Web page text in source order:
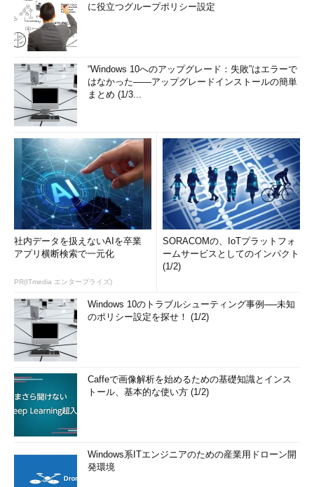
に役立つグループポリシー設定
“Windows 10へのアップグレード：失敗”はエラーで
はなかった――アップグレードインストールの簡単
まとめ (1/3...
社内データを扱えないAIを卒業
アプリ横断検索で一元化
PR(ITmedia エンタープライズ)
SORACOMの、IoTプラットフォ
ームサービスとしてのインパクト
(1/2)
Windows 10のトラブルシューティング事例──未知
のポリシー設定を探せ！ (1/2)
Caffeで画像解析を始めるための基礎知識とインス
トール、基本的な使い方 (1/2)
Windows系ITエンジニアのための産業用ドローン開
発環境